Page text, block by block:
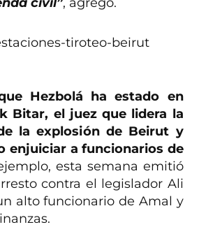
Hezbolá ha estado en
Bitar, el juez que lidera la
la explosión de Beirut y
enjuiciar a funcionarios de
esta semana emitió
contra el legislador Ali
alto funcionario de Amal y